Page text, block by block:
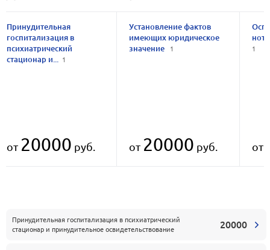
Принудительная госпитализация в психиатрический
стационар и принудительное освидетельствование
20000
Принудительная
госпитализация в
психиатрический
стационар и...
1
Установление фактов
имеющих юридическое
значение
1 1
от 20000 руб. от 20000 руб. от